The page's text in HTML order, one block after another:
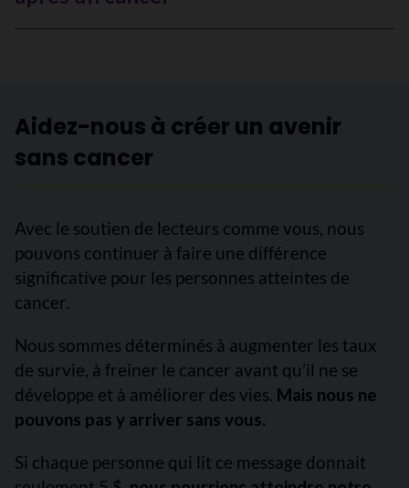
Aidez-nous à créer un avenir
sans cancer
Avec le soutien de lecteurs comme vous, nous
pouvons continuer à faire une différence
significative pour les personnes atteintes de
cancer.
Nous sommes déterminés à augmenter les taux
de survie, à freiner le cancer avant qu’il ne se
développe et à améliorer des vies. Mais nous ne
pouvons pas y arriver sans vous.
Si chaque personne qui lit ce message donnait